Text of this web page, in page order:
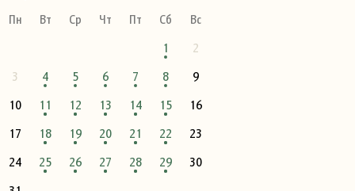
Пн
Вт Ср Чт Пт Сб
Вс
1
2
3
4 5 6 7 8
9
10
11 12 13 14 15
16
17
18 19 20 21 22
23
24
25 26 27 28 29
30